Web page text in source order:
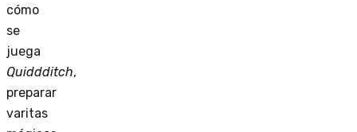
cómo
se
juega
Quiddditch,
preparar
varitas